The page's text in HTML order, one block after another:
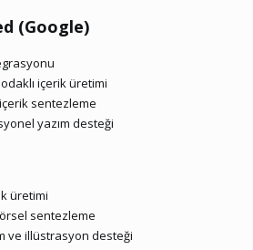
(Google)​
içerik üretimi
sentezleme
yazım desteği
üretimi
sentezleme
ve illüstrasyon desteği